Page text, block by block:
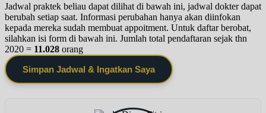
Jadwal praktek beliau dapat dilihat di bawah ini, jadwal dokter dapat
berubah setiap saat. Informasi perubahan hanya akan diinfokan
kepada mereka sudah membuat appoitment. Untuk daftar berobat,
silahkan isi form di bawah ini. Jumlah total pendaftaran sejak thn
2020 = 11.028 orang
Simpan Jadwal & Ingatkan Saya